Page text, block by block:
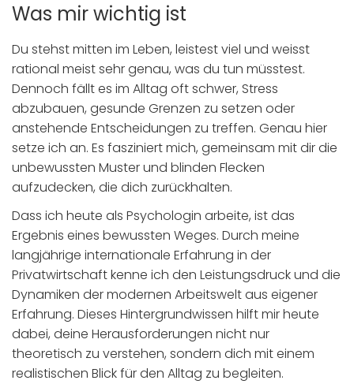
Was mir wichtig ist
Du stehst mitten im Leben, leistest viel und weisst
rational meist sehr genau, was du tun müsstest.
Dennoch fällt es im Alltag oft schwer, Stress
abzubauen, gesunde Grenzen zu setzen oder
anstehende Entscheidungen zu treffen. Genau hier
setze ich an. Es fasziniert mich, gemeinsam mit dir die
unbewussten Muster und blinden Flecken
aufzudecken, die dich zurückhalten.
Dass ich heute als Psychologin arbeite, ist das
Ergebnis eines bewussten Weges. Durch meine
langjährige internationale Erfahrung in der
Privatwirtschaft kenne ich den Leistungsdruck und die
Dynamiken der modernen Arbeitswelt aus eigener
Erfahrung. Dieses Hintergrundwissen hilft mir heute
dabei, deine Herausforderungen nicht nur
theoretisch zu verstehen, sondern dich mit einem
realistischen Blick für den Alltag zu begleiten.